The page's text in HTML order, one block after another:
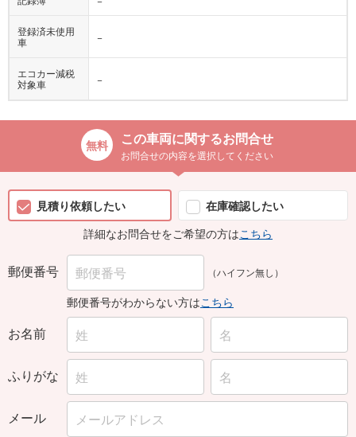
登録済未使用
車
−
エコカー減税
対象車
−
この車両に関するお問合せ
お問合せの内容を選択してください
見積り依頼したい
在庫確認したい
詳細なお問合せをご希望の方はこちら
郵便番号 （ハイフン無し）
郵便番号がわからない方はこちら
お名前
ふりがな
メール